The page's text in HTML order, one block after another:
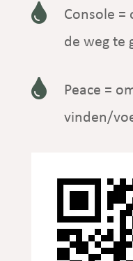

Console
de weg te

Peace =
vinden/